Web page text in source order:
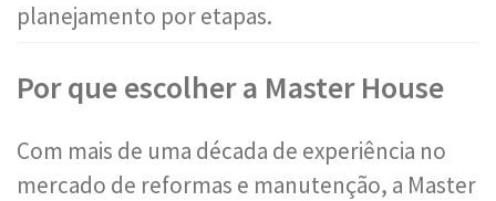
planejamento por etapas.
Por que escolher a Master House
Com mais de uma década de experiência no
mercado de reformas e manutenção, a Master